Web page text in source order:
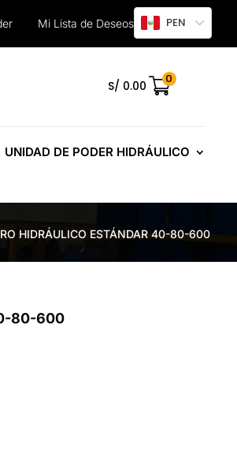
Mi Lista de Deseos PEN
S/ 0.00 0
UNIDAD DE PODER HIDRÁULICO
HIDRÁULICO ESTÁNDAR 40-80-600
80-600